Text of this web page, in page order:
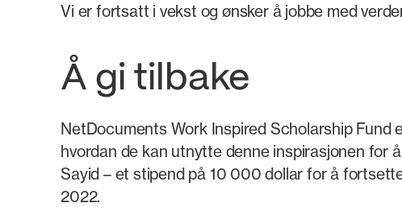
Vi er fortsatt i vekst og ønsker å jobbe med
Å gi tilbake
NetDocuments Work Inspired Scholarship
hvordan de kan utnytte denne inspirasjonen for
Sayid – et stipend på 10 000 dollar for å
2022.